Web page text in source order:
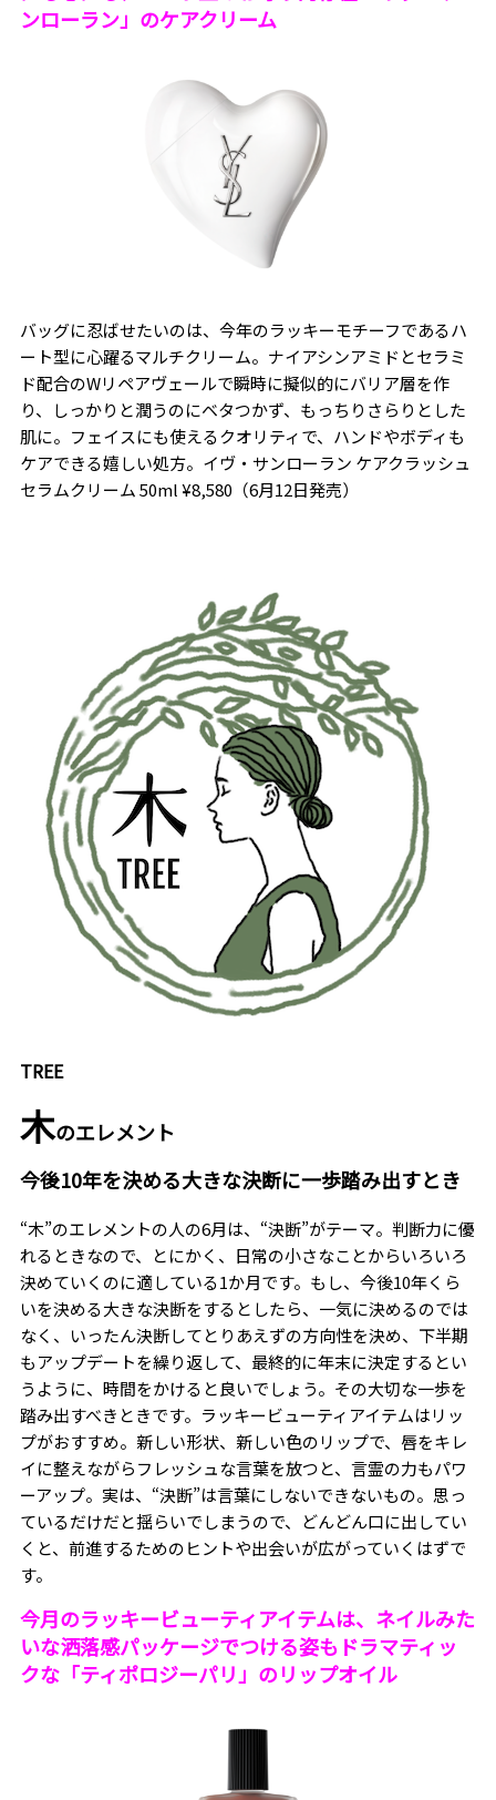
ンローラン」のケアクリーム
バッグに忍ばせたいのは、 今年のラッキーモチーフであるハ
ート型に心躍るマルチクリーム。ナイアシンアミドとセラミ
ド配合のWリペアヴェールで瞬時に擬似的にバリア層を作
り、しっかりと潤うのにベタつかず、もっちりさらりとした
肌に。フェイスにも使えるクオリティで、ハンドやボディも
ケアできる嬉しい処方。 イヴ・サンローラン ケアクラッシュ
セラムクリーム 50ml ¥8,580（6月12日発売）
TREE
木のエレメント
今後10年を決める大きな決断に一歩踏み出すとき
“木”のエレメントの人の6月は、“決断”がテーマ。判断力に優
れるときなので、とにかく、日常の小さなことからいろいろ
決めていくのに適している1か月です。もし、今後10年くら
いを決める大きな決断をするとしたら、一気に決めるのでは
なく、いったん決断してとりあえずの方向性を決め、下半期
もアップデートを繰り返して、最終的に年末に決定するとい
うように、時間をかけると良いでしょう。その大切な一歩を
踏み出すべきときです。ラッキービューティアイテムはリッ
プがおすすめ。新しい形状、新しい色のリップで、唇をキレ
イに整えながらフレッシュな言葉を放つと、言霊の力もパワ
ーアップ。実は、“決断”は言葉にしないできないもの。思っ
ているだけだと揺らいでしまうので、どんどん口に出してい
くと、前進するためのヒントや出会いが広がっていくはずで
す。
今月のラッキービューティアイテムは、ネイルみた
いな洒落感パッケージでつける姿もドラマティッ
クな「ティポロジーパリ 」のリップオイル